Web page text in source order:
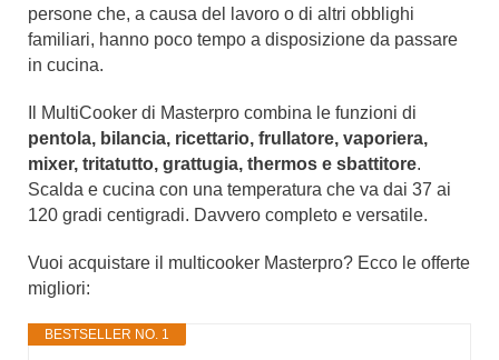
persone che, a causa del lavoro o di altri obblighi
familiari, hanno poco tempo a disposizione da passare
in cucina.
Il MultiCooker di Masterpro combina le funzioni di
pentola, bilancia, ricettario, frullatore, vaporiera,
mixer, tritatutto, grattugia, thermos e sbattitore.
Scalda e cucina con una temperatura che va dai 37 ai
120 gradi centigradi. Davvero completo e versatile.
Vuoi acquistare il multicooker Masterpro? Ecco le offerte
migliori:
BESTSELLER NO. 1